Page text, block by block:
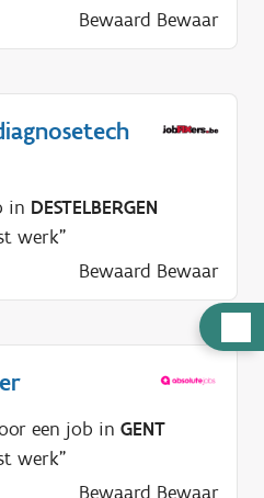
u
l
Bewaard Bewaar
in DESTELBERGEN
werk"
Bewaard Bewaar
een job in GENT
werk"
Bewaard Bewaar